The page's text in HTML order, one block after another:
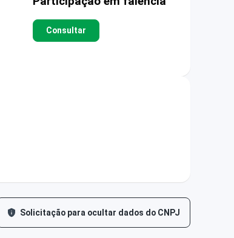
Consultar
Solicitação para ocultar dados do CNPJ